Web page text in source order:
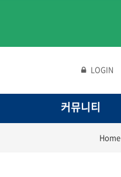
LOGIN
커뮤니티
Home